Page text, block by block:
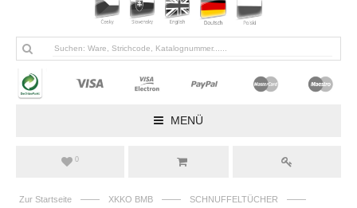
MENÜ
0
Zur Startseite —— XKKO BMB —— SCHNUFFELTÜCHER ——